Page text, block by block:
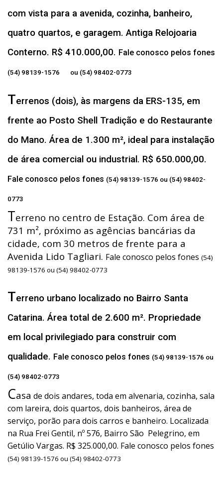
com vista para a avenida, cozinha, banheiro,
quatro quartos, e garagem. Antiga Relojoaria
Conterno. R$ 410.000,00. Fale conosco pelos fones
(54) 98139-1576 ou (54) 98402-0773
Terrenos (dois), às margens da ERS-135, em
frente ao Posto Shell Tradição e do Restaurante
do Mano. Área de 1.300 m², ideal para instalação
de área comercial ou industrial. R$ 650.000,00.
Fale conosco pelos fones (54) 98139-1576 ou (54) 98402-
0773
Terreno no centro de Estação. Com área de
731 m², próximo as agências bancárias da
cidade, com 30 metros de frente para a
Avenida Lido Tagliari. Fale conosco pelos fones (54)
98139-1576 ou (54) 98402-0773
Terreno urbano localizado no Bairro Santa
Catarina. Área total de 2.600 m². Propriedade
em local privilegiado para construir com
qualidade. Fale conosco pelos fones (54) 98139-1576 ou
(54) 98402-0773
Casa de dois andares, toda em alvenaria, cozinha, sala
com lareira, dois quartos, dois banheiros, área de
serviço, porão para dois carros e banheiro. Localizada
na Rua Frei Gentil, nº 576, Bairro São Pelegrino, em
Getúlio Vargas. R$ 325.000,00. Fale conosco pelos fones
(54) 98139-1576 ou (54) 98402-0773